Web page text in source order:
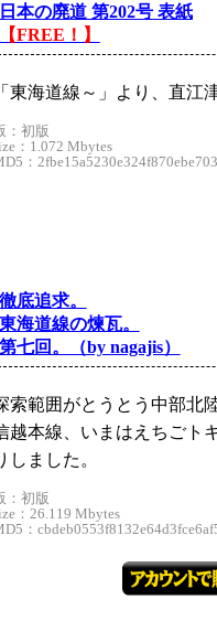
日本の廃道 第202号 表紙
【FREE！】
「東海道線～」より、直江
：初版
：1.072 Mbytes
：
徹底追求。
東海道線の煉瓦。
第七回。（by nagajis）
索範囲がとうとう中部北
越本線、いまはえちごト
しました。
：初版
：26.119 Mbytes
：